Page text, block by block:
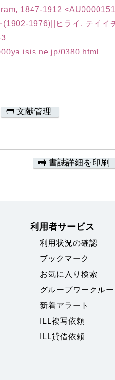
1847-1912
(1902-1976)||ヒライ, テイイ
0380.html
文献管理
書誌詳細を印刷
利用者サービス
利用状況の確認
ブックマーク
お気に入り検索
グループワークル
新着アラート
ILL複写依頼
ILL貸借依頼